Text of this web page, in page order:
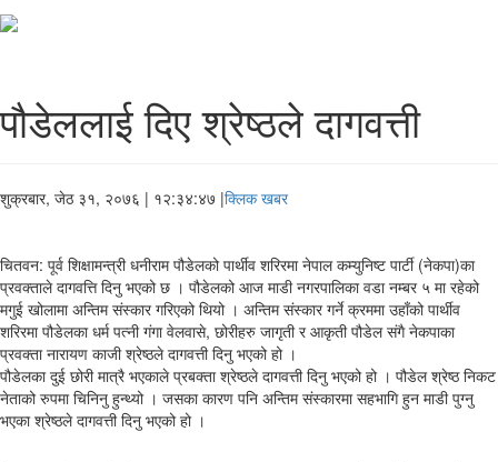
पौडेललाई दिए श्रेष्ठले दागवत्ती
शुक्रबार, जेठ ३१, २०७६ | १२:३४:४७ |क्लिक खबर
चितवन: पूर्व शिक्षामन्त्री धनीराम पौडेलको पार्थीव शरिरमा नेपाल कम्युनिष्ट पार्टी (नेकपा)का
प्रवक्ताले दागवत्ति दिनु भएको छ । पौडेलको आज माडी नगरपालिका वडा नम्बर ५ मा रहेको
मगुई खोलामा अन्तिम संस्कार गरिएको थियो । अन्तिम संस्कार गर्ने क्रममा उहाँको पार्थीव
शरिरमा पौडेलका धर्म पत्नी गंगा वेलवासे, छोरीहरु जागृती र आकृती पौडेल संगै नेकपाका
प्रवक्ता नारायण काजी श्रेष्ठले दागवत्ती दिनु भएको हो ।
पौडेलका दुई छोरी मात्रै भएकाले प्रबक्ता श्रेष्ठले दागवत्ती दिनु भएको हो । पौडेल श्रेष्ठ निकट
नेताको रुपमा चिनिनु हुन्थ्यो । जसका कारण पनि अन्तिम संस्कारमा सहभागि हुन माडी पुग्नु
भएका श्रेष्ठले दागवत्ती दिनु भएको हो ।